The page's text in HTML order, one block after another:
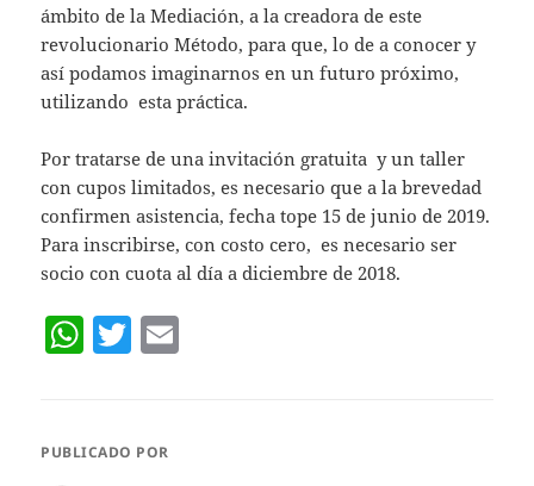
ámbito de la Mediación, a la creadora de este
revolucionario Método, para que, lo de a conocer y
así podamos imaginarnos en un futuro próximo,
utilizando esta práctica.
Por tratarse de una invitación gratuita y un taller
con cupos limitados, es necesario que a la brevedad
confirmen asistencia, fecha tope 15 de junio de 2019.
Para inscribirse, con costo cero, es necesario ser
socio con cuota al día a diciembre de 2018.
W
h
s
T
w
er
PUBLICADO POR